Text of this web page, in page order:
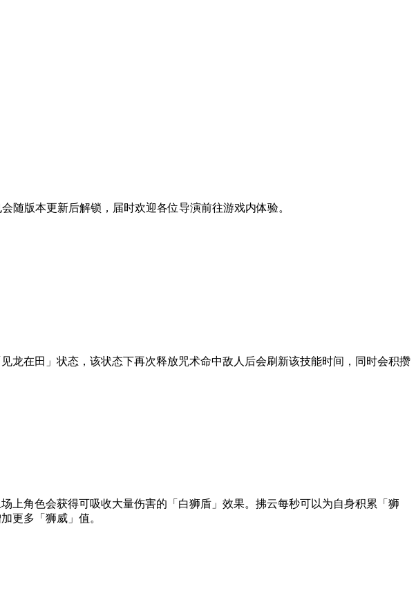
版本更新后解锁，届时欢迎各位导演前往游戏内体验。
在田」状态，该状态下再次释放咒术命中敌人后会刷新该技能时间，同时会积攒
角色会获得可吸收大量伤害的「白狮盾」效果。拂云每秒可以为自身积累「狮
更多「狮威」值。